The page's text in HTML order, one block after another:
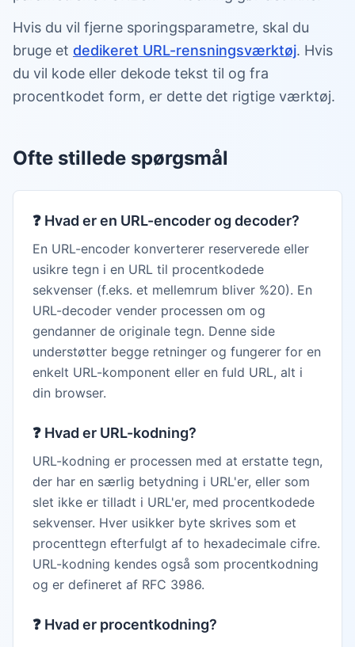
Hvis du vil fjerne sporingsparametre, skal du
bruge et dedikeret URL-rensningsværktøj. Hvis
du vil kode eller dekode tekst til og fra
procentkodet form, er dette det rigtige værktøj.
Ofte stillede spørgsmål
❓ Hvad er en URL-encoder og decoder?
En URL-encoder konverterer reserverede eller
usikre tegn i en URL til procentkodede
sekvenser (f.eks. et mellemrum bliver %20). En
URL-decoder vender processen om og
gendanner de originale tegn. Denne side
understøtter begge retninger og fungerer for en
enkelt URL-komponent eller en fuld URL, alt i
din browser.
❓ Hvad er URL-kodning?
URL-kodning er processen med at erstatte tegn,
der har en særlig betydning i URL'er, eller som
slet ikke er tilladt i URL'er, med procentkodede
sekvenser. Hver usikker byte skrives som et
procenttegn efterfulgt af to hexadecimale cifre.
URL-kodning kendes også som procentkodning
og er defineret af RFC 3986.
❓ Hvad er procentkodning?